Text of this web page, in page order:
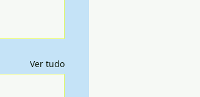
Ver tudo